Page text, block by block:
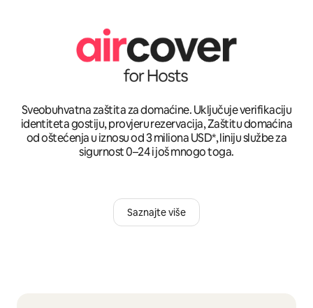
Sveobuhvatna zaštita za domaćine. Uključuje verifikaciju
identiteta gostiju, provjeru rezervacija, Zaštitu domaćina
od oštećenja u iznosu od 3 miliona USD*, liniju službe za
sigurnost 0–24 i još mnogo toga.
Saznajte više